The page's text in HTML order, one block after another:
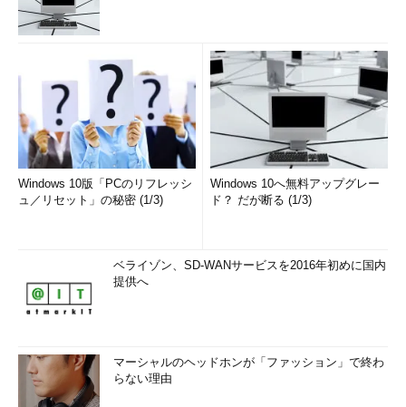
Windows 10版「PCのリフレッシ
ュ／リセット」の秘密 (1/3)
Windows 10へ無料アップグレー
ド？ だが断る (1/3)
ベライゾン、SD-WANサービスを2016年初めに国内
提供へ
マーシャルのヘッドホンが「ファッション」で終わ
らない理由